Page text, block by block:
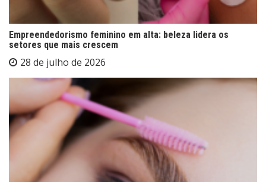
Empreendedorismo feminino em alta: beleza lidera os
setores que mais crescem
28 de julho de 2026